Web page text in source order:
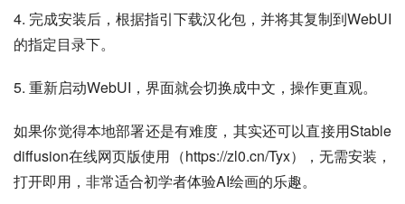
4. 完成安装后，根据指引下载汉化包，并将其复制到WebUI
的指定目录下。
5. 重新启动WebUI，界面就会切换成中文，操作更直观。
如果你觉得本地部署还是有难度，其实还可以直接用Stable
diffusion在线网页版使用（https://zl0.cn/Tyx），无需安装，
打开即用，非常适合初学者体验AI绘画的乐趣。